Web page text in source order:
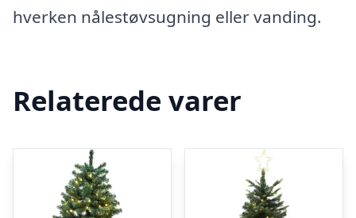
hverken nålestøvsugning eller vanding.
Relaterede varer